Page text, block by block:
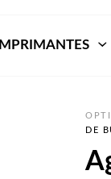
IMPRIMANTES
DE